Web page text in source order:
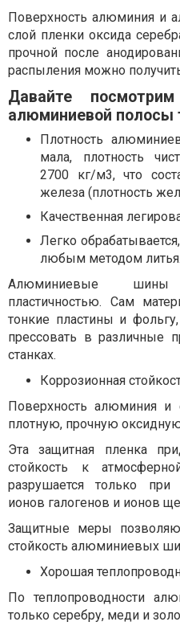
Поверхность алюминия и
слой пленки оксида
прочной после
распыления можно
Давайте
алюминиевой полосы
Плотность
мала, плотность
2700 кг/м3, что
железа (плотность
Качественная
Легко
любым методом литья.
Алюминиевые
пластичностью. Сам
тонкие пластины и
прессовать в различные
станках.
Коррозионная
Поверхность алюминия и
плотную, прочную
Эта защитная пленка
стойкость к
разрушается только при
ионов галогенов и ионов
Защитные меры
стойкость алюминиевых
Хорошая
По теплопроводности
только серебру, меди и